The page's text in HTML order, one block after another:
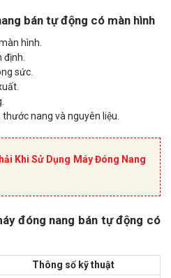
bán tự động có màn hình
hình.
sức.
nang và nguyên liệu.
Khi Sử Dụng Máy Đóng Nang
đóng nang bán tự động có
Thông số kỹ thuật